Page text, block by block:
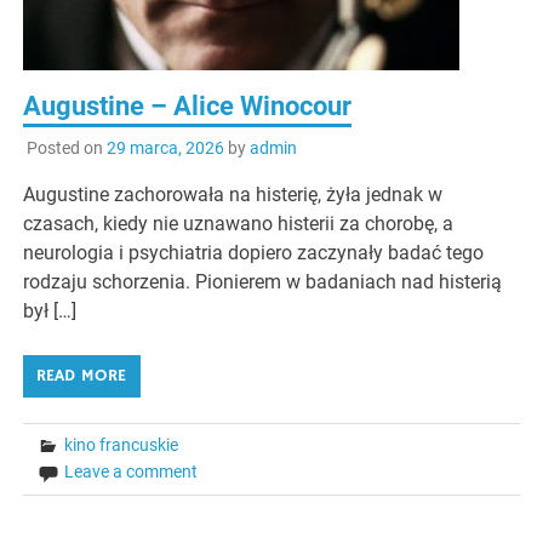
Augustine – Alice Winocour
Posted on 29 marca, 2026byadmin
Augustine zachorowała na histerię, żyła jednak w
czasach, kiedy nie uznawano histerii za chorobę, a
neurologia i psychiatria dopiero zaczynały badać tego
rodzaju schorzenia. Pionierem w badaniach nad histerią
był […]
READ MORE
kino francuskie
Leave a comment